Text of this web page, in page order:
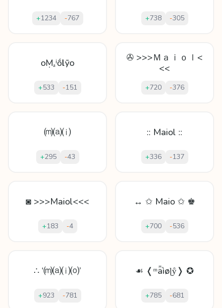
+1234 -767 +738 -305
oṂₐⁱṍӏlȳo
+533 -151
✇ >>>Ｍａｉｏｌ<
<<
+720 -376
⒨⒜⒤
+295 -43
:: Maiol ::
+336 -137
◙ >>>Maiol<<<
+183 -4
↔ ✩ Maio ✩ ♚
+700 -536
∴ ‘⒨⒜⒤⒪’
+923 -781
☙ ❬ᵐǟìøɭẙ❭ ✪
+785 -681